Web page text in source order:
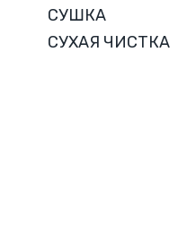
СУШКА
СУХАЯ ЧИСТКА